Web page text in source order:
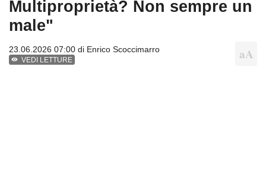
Multiproprietà? Non sempre un
male"
23.06.2026 07:00 di Enrico Scoccimarro
VEDI LETTURE